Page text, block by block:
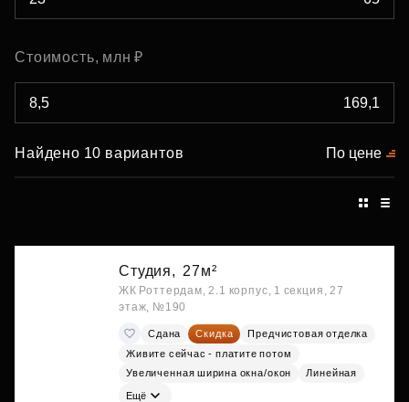
Стоимость, млн ₽
Найдено 10 вариантов По цене
Студия, 27м²
ЖК Роттердам, 2.1 корпус, 1 секция, 27
этаж, №190
Сдана Скидка
Предчистовая отделка
Живите сейчас - платите потом
Увеличенная ширина окна/окон
Линейная
Ещё